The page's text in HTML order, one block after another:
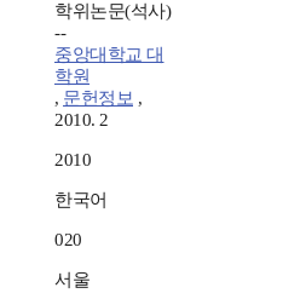
학위논문(석사)
--
중앙대학교 대
학원
, 문헌정보 ,
2010. 2
2010
한국어
020
서울